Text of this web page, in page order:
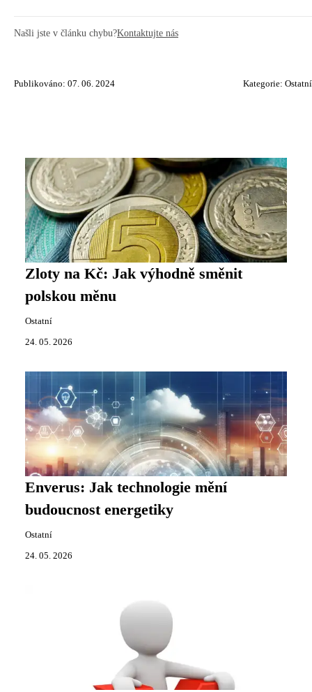
Našli jste v článku chybu?Kontaktujte nás
Publikováno: 07. 06. 2024 Kategorie: Ostatní
Zloty na Kč: Jak výhodně směnit
polskou měnu
Ostatní
24. 05. 2026
Enverus: Jak technologie mění
budoucnost energetiky
Ostatní
24. 05. 2026